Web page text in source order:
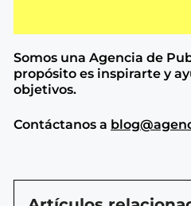
Somos una Agencia de
propósito es inspirarte y
objetivos.
Contáctanos a